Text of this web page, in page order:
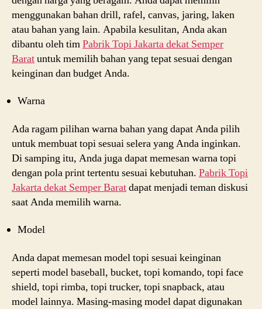
menggunakan bahan drill, rafel, canvas, jaring, laken
atau bahan yang lain. Apabila kesulitan, Anda akan
dibantu oleh timPabrik Topi Jakarta dekat Semper
Baratuntuk memilih bahan yang tepat sesuai dengan
keinginan dan budget Anda.
Warna
Ada ragam pilihan warna bahan yang dapat Anda pilih
untuk membuat topi sesuai selera yang Anda inginkan.
Di samping itu, Anda juga dapat memesan warna topi
dengan pola print tertentu sesuai kebutuhan. Pabrik Topi
Jakarta dekat Semper Baratdapat menjadi teman diskusi
saat Anda memilih warna.
Model
Anda dapat memesan model topi sesuai keinginan
seperti model baseball, bucket, topi komando, topi face
shield, topi rimba, topi trucker, topi snapback, atau
model lainnya. Masing-masing model dapat digunakan